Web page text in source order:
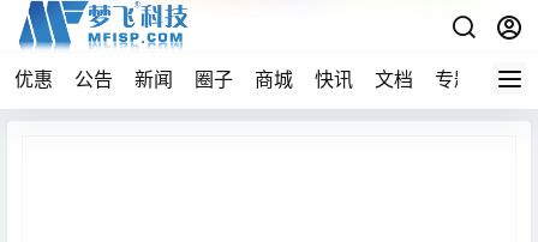
优惠 公告 新闻 圈子 商城 快讯 文档 专题 导航